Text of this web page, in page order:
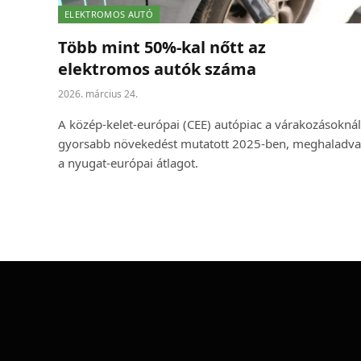
ELEKTROMOS AUTÓ
Több mint 50%-kal nőtt az
elektromos autók száma
2026. március 24.
A közép-kelet-európai (CEE) autópiac a várakozásoknál
gyorsabb növekedést mutatott 2025-ben, meghaladva
a nyugat-európai átlagot.